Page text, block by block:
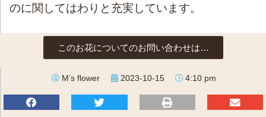
のに関してはわりと充実しています。
このお花についてのお問い合わせは…
M’s flower 2023-10-15 4:10 pm